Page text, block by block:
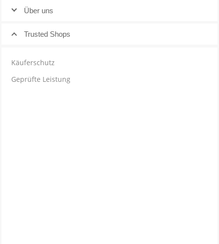
Über uns
Trusted Shops
Käuferschutz
Geprüfte Leistung